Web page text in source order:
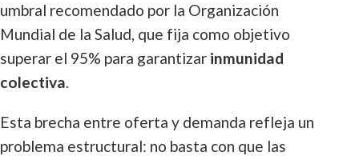
umbral recomendado por la Organización
Mundial de la Salud, que fija como objetivo
superar el 95% para garantizar inmunidad
colectiva.
Esta brecha entre oferta y demanda refleja un
problema estructural: no basta con que las